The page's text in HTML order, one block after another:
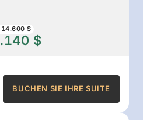
14.600 $
$
BUCHEN SIE IHRE SUITE